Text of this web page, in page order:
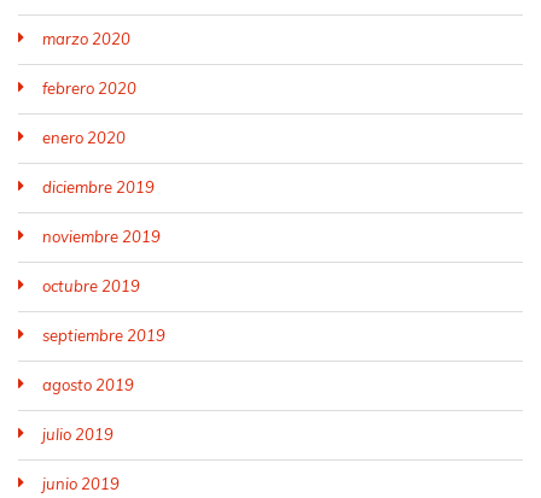
marzo 2020
febrero 2020
enero 2020
diciembre 2019
noviembre 2019
octubre 2019
septiembre 2019
agosto 2019
julio 2019
junio 2019